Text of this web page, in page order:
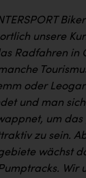
unsere
Radfahren in
oder
und man
um das
zu sein.
wächst
Wir